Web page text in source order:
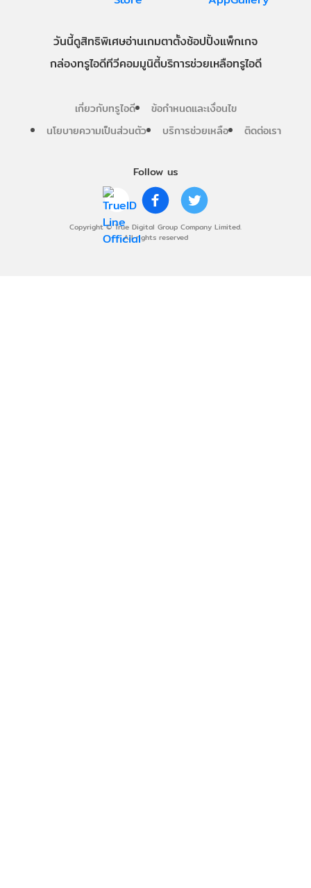
Follow us
Copyright © True Digital Group Company Limited.
All rights reserved
วันนี้ดูสิทธิพิเศษอ่านเกมตาตั้งช้อปปิ้งแพ็กเกจ
กล่องทรูไอดีทีวีคอมมูนิตี้บริการช่วยเหลือทรูไอดี
เกี่ยวกับทรูไอดี
ข้อกำหนดและเงื่อนไข
นโยบายความเป็นส่วนตัว
บริการช่วยเหลือ ติดต่อเรา